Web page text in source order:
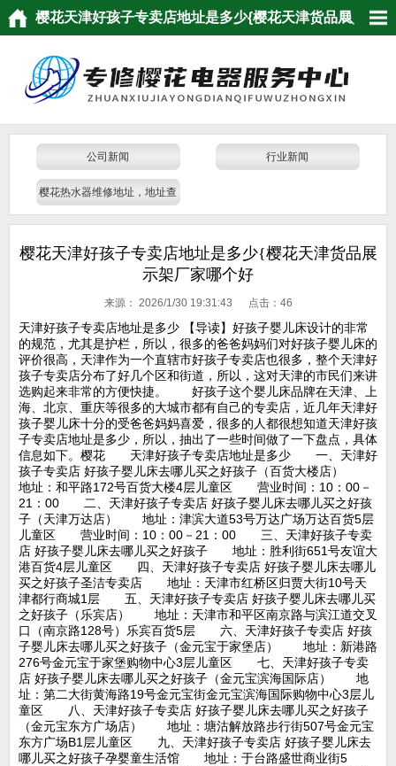
樱花天津好孩子专卖店地址是多少{樱花天津货品展
公司新闻 行业新闻
樱花热水器维修地址，地址查
樱花天津好孩子专卖店地址是多少{樱花天津货品展
示架厂家哪个好
来源： 2026/1/30 19:31:43 点击： 46
天津好孩子专卖店地址是多少 【导读】好孩子婴儿床设计的非常
的规范，尤其是护栏，所以，很多的爸爸妈妈们对好孩子婴儿床的
评价很高，天津作为一个直辖市好孩子专卖店也很多，整个天津好
孩子专卖店分布了好几个区和街道，所以，这对天津的市民们来讲
选购起来非常的方便快捷。 好孩子这个婴儿床品牌在天津、上
海、北京、重庆等很多的大城市都有自己的专卖店，近几年天津好
孩子婴儿床十分的受爸爸妈妈喜爱，很多的人都很想知道天津好孩
子专卖店地址是多少，所以，抽出了一些时间做了一下盘点，具体
信息如下。樱花 天津好孩子专卖店地址是多少 一、天津好
孩子专卖店 好孩子婴儿床去哪儿买之好孩子（百货大楼店）
地址：和平路172号百货大楼4层儿童区 营业时间：10：00－
21：00 二、天津好孩子专卖店 好孩子婴儿床去哪儿买之好孩
子（天津万达店） 地址：津滨大道53号万达广场万达百货5层
儿童区 营业时间：10：00－21：00 三、天津好孩子专卖
店 好孩子婴儿床去哪儿买之好孩子 地址：胜利街651号友谊大
港百货4层儿童区 四、天津好孩子专卖店 好孩子婴儿床去哪儿
买之好孩子圣洁专卖店 地址：天津市红桥区归贾大街10号天
津都行商城1层 五、天津好孩子专卖店 好孩子婴儿床去哪儿买
之好孩子（乐宾店） 地址：天津市和平区南京路与滨江道交叉
口（南京路128号）乐宾百货5层 六、天津好孩子专卖店 好孩
子婴儿床去哪儿买之好孩子（金元宝于家堡店） 地址：新港路
276号金元宝于家堡购物中心3层儿童区 七、天津好孩子专卖
店 好孩子婴儿床去哪儿买之好孩子（金元宝滨海国际店） 地
址：第二大街黄海路19号金元宝街金元宝滨海国际购物中心3层儿
童区 八、天津好孩子专卖店 好孩子婴儿床去哪儿买之好孩子
（金元宝东方广场店） 地址：塘沽解放路步行街507号金元宝
东方广场B1层儿童区 九、天津好孩子专卖店 好孩子婴儿床去
哪儿买之好孩子孕婴童生活馆 地址：于台路盛世商业街5